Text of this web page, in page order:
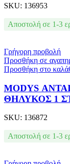
SKU: 136953
Αποστολή σε 1-3
Γρήγορη προβολή
Προσθήκη σε
Προσθήκη στο
MODYS
ΘΗΛΥΚΟΣ 1
SKU: 136872
Αποστολή σε 1-3